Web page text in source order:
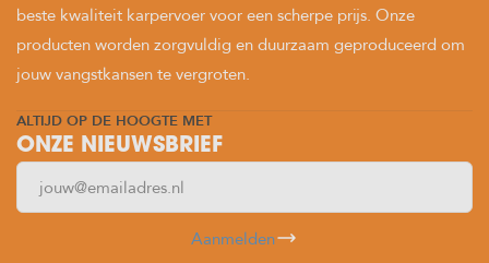
beste kwaliteit karpervoer voor een scherpe prijs. Onze
producten worden zorgvuldig en duurzaam geproduceerd om
jouw vangstkansen te vergroten.
ALTIJD OP DE HOOGTE MET
ONZE NIEUWSBRIEF
Aanmelden